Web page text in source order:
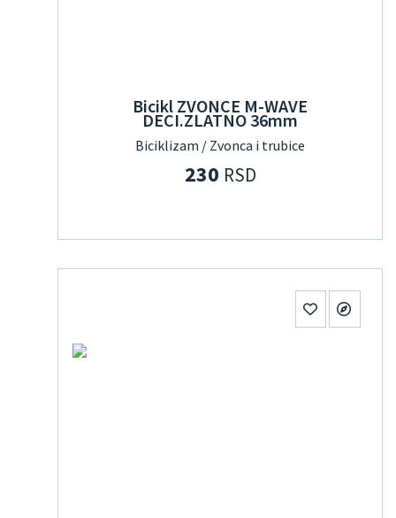
Bicikl ZVONCE M-WAVE
DECI.ZLATNO 36mm
Biciklizam / Zvonca i trubice
230 RSD